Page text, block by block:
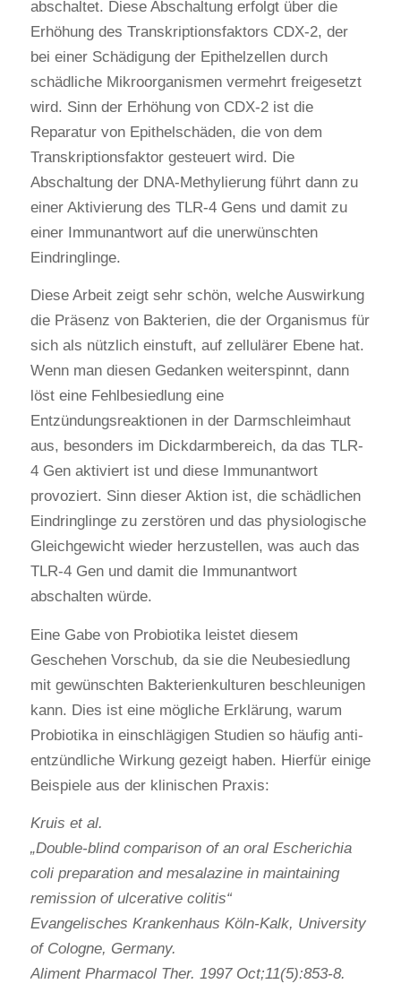
abschaltet. Diese Abschaltung erfolgt über die
Erhöhung des Transkriptionsfaktors CDX-2, der
bei einer Schädigung der Epithelzellen durch
schädliche Mikroorganismen vermehrt freigesetzt
wird. Sinn der Erhöhung von CDX-2 ist die
Reparatur von Epithelschäden, die von dem
Transkriptionsfaktor gesteuert wird. Die
Abschaltung der DNA-Methylierung führt dann zu
einer Aktivierung des TLR-4 Gens und damit zu
einer Immunantwort auf die unerwünschten
Eindringlinge.
Diese Arbeit zeigt sehr schön, welche Auswirkung
die Präsenz von Bakterien, die der Organismus für
sich als nützlich einstuft, auf zellulärer Ebene hat.
Wenn man diesen Gedanken weiterspinnt, dann
löst eine Fehlbesiedlung eine
Entzündungsreaktionen in der Darmschleimhaut
aus, besonders im Dickdarmbereich, da das TLR-
4 Gen aktiviert ist und diese Immunantwort
provoziert. Sinn dieser Aktion ist, die schädlichen
Eindringlinge zu zerstören und das physiologische
Gleichgewicht wieder herzustellen, was auch das
TLR-4 Gen und damit die Immunantwort
abschalten würde.
Eine Gabe von Probiotika leistet diesem
Geschehen Vorschub, da sie die Neubesiedlung
mit gewünschten Bakterienkulturen beschleunigen
kann. Dies ist eine mögliche Erklärung, warum
Probiotika in einschlägigen Studien so häufig anti-
entzündliche Wirkung gezeigt haben. Hierfür einige
Beispiele aus der klinischen Praxis:
Kruis et al.
„Double-blind comparison of an oral Escherichia
coli preparation and mesalazine in maintaining
remission of ulcerative colitis“
Evangelisches Krankenhaus Köln-Kalk, University
of Cologne, Germany.
Aliment Pharmacol Ther. 1997 Oct;11(5):853-8.